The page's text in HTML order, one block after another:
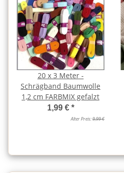
20 x 3 Meter -
Schrägband Baumwolle
1,2 cm FARBMIX gefalzt
1,99 € *
Alter Preis:9,99 €